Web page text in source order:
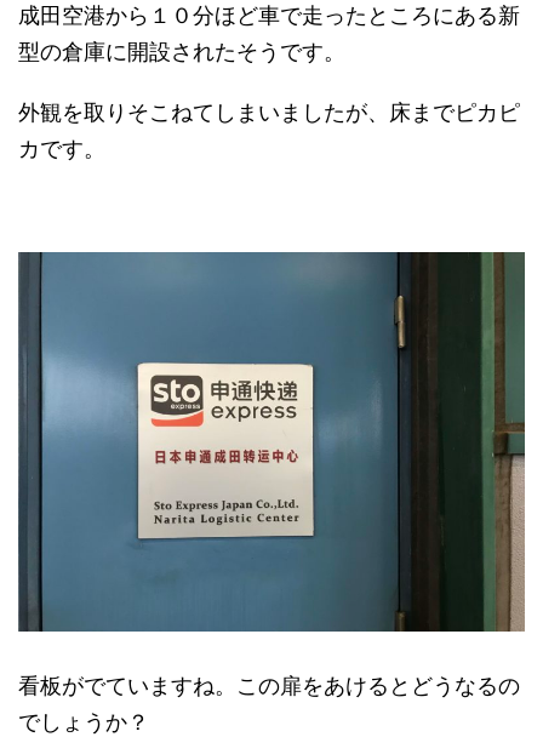
成田空港から１０分ほど車で走ったところにある新
型の倉庫に開設されたそうです。
外観を取りそこねてしまいましたが、床までピカピ
カです。
看板がでていますね。この扉をあけるとどうなるの
でしょうか？